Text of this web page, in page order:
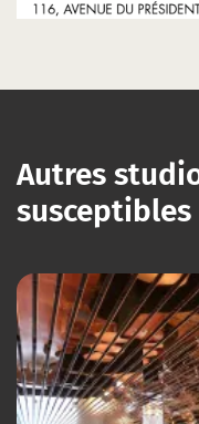
Autres